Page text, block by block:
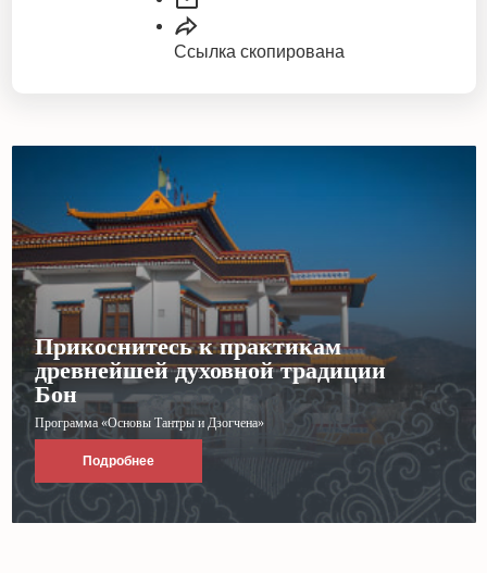
Ссылка скопирована
Прикоснитесь к практикам
древнейшей духовной традиции
Бон
Программа «Основы Тантры и Дзогчена»
Подробнее